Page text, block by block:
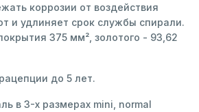
коррозии от воздействия
и удлиняет срок службы спирали.
375 мм², золотого - 93,62
до 5 лет.
в 3-х размерах mini, normal